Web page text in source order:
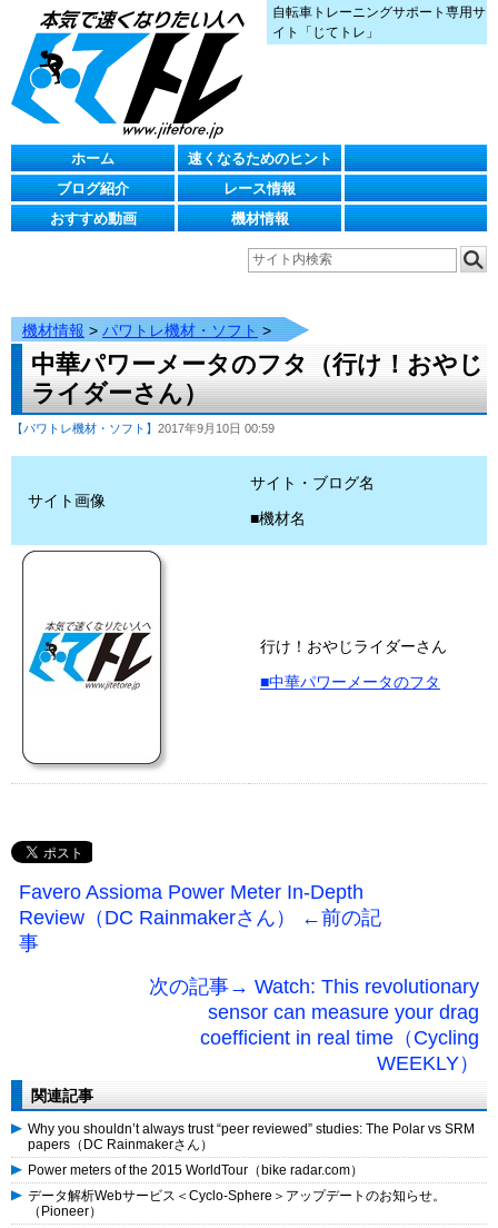
自転車トレーニングサポート専用サ
イト「じてトレ」
ホーム
速くなるためのヒント
ブログ紹介
レース情報
おすすめ動画
機材情報
機材情報 > パワトレ機材・ソフト >
中華パワーメータのフタ（行け！おやじ
ライダーさん）
【パワトレ機材・ソフト】 2017年9月10日 00:59
サイト画像
サイト・ブログ名
■機材名
行け！おやじライダーさん
■中華パワーメータのフタ
Favero Assioma Power Meter In-Depth
Review（DC Rainmakerさん） ←前の記
事
次の記事→ Watch: This revolutionary
sensor can measure your drag
coefficient in real time（Cycling
WEEKLY）
関連記事
Why you shouldn’t always trust “peer reviewed” studies: The Polar vs SRM
papers（DC Rainmakerさん）
Power meters of the 2015 WorldTour（bike radar.com）
データ解析Webサービス＜Cyclo-Sphere＞アップデートのお知らせ。
（Pioneer）